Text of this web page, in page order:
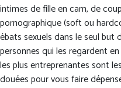
intimes de fille en cam, de
pornographique (soft ou
ébats sexuels dans le seul but
personnes qui les regardent
les plus entreprenantes sont
douées pour vous faire